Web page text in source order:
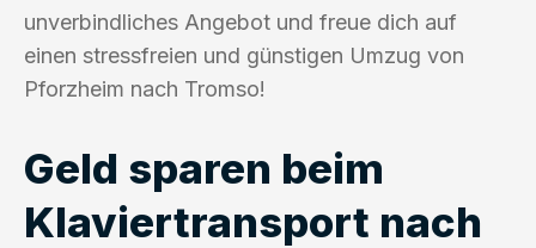
unverbindliches Angebot und freue dich auf
einen stressfreien und günstigen Umzug von
Pforzheim nach Tromso!
Geld sparen beim
Klaviertransport nach